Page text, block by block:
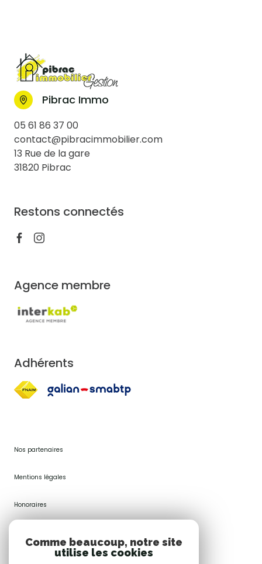
Pibrac Immo
05 61 86 37 00
contact@pibracimmobilier.com
13 Rue de la gare
31820 Pibrac
Restons connectés
Agence membre
Adhérents
Nos partenaires
Mentions légales
Honoraires
Comme beaucoup, notre site
utilise les cookies